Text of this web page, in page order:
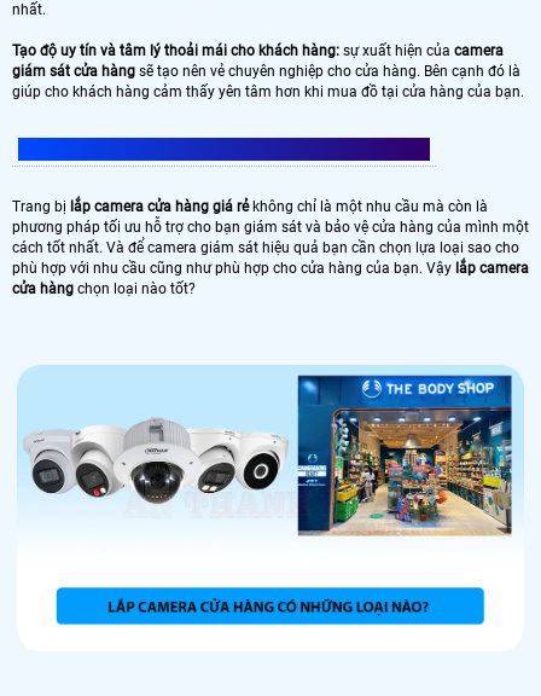
nhất.
Tạo độ uy tín và tâm lý thoải mái cho khách hàng: sự xuất hiện của camera
giám sát cửa hàng sẽ tạo nên vẻ chuyên nghiệp cho cửa hàng. Bên cạnh đó là
giúp cho khách hàng cảm thấy yên tâm hơn khi mua đồ tại cửa hàng của bạn.
Trang bị lắp camera cửa hàng giá rẻkhông chỉ là một nhu cầu mà còn là
phương pháp tối ưu hỗ trợ cho bạn giám sát và bảo vệ cửa hàng của mình một
cách tốt nhất. Và để camera giám sát hiệu quả bạn cần chọn lựa loại sao cho
phù hợp với nhu cầu cũng như phù hợp cho cửa hàng của bạn. Vậy lắp camera
cửa hàng chọn loại nào tốt?